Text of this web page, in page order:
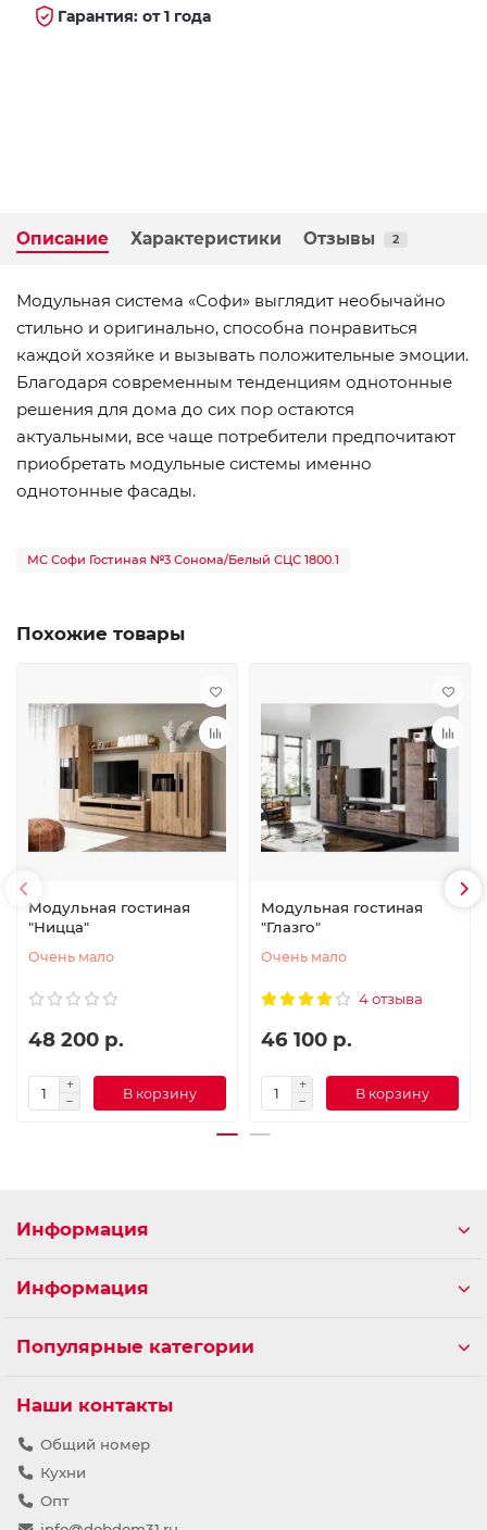
Гарантия: от 1 года
Описание Характеристики Отзывы 2
Модульная система «Софи» выглядит необычайно
стильно и оригинально, способна понравиться
каждой хозяйке и вызывать положительные эмоции.
Благодаря современным тенденциям однотонные
решения для дома до сих пор остаются
актуальными, все чаще потребители предпочитают
приобретать модульные системы именно
однотонные фасады.
МС Софи Гостиная №3 Сонома/Белый СЦС 1800.1
Похожие товары
Модульная гостиная
"Ницца"
Очень мало
48 200 р.
В корзину
Модульная гостиная
"Глазго"
Очень мало
4 отзыва
46 100 р.
В корзину
Информация
Информация
Популярные категории
Наши контакты
Общий номер
Кухни
Опт